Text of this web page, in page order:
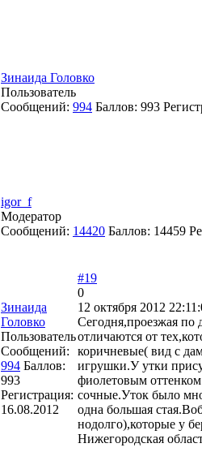
Зинаида Головко
Пользователь
Сообщений: 994 Баллов: 993
igor_f
Модератор
Сообщений: 14420 Баллов: 14459
Зинаида
Головко
Пользователь
Сообщений:
994 Баллов:
993
Регистрация:
16.08.2012
#19
0
12 октября 2012
Сегодня,проезжая по
отличаются от
коричневые( вид с
игрушки.У утки
фиолетовым
сочные.Уток было
одна большая
нодолго),которые у
Нижегородская